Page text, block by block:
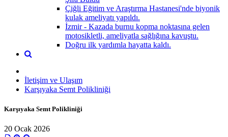
Çiğli Eğitim ve Araştırma Hastanesi'nde biyonik
kulak ameliyatı yapıldı.
İzmir - Kazada burnu kopma noktasına gelen
motosikletli, ameliyatla sağlığına kavuştu.
Doğru ilk yardımla hayatta kaldı.
İletişim ve Ulaşım
Karşıyaka Semt Polikliniği
Karşıyaka Semt Polikliniği
20 Ocak 2026